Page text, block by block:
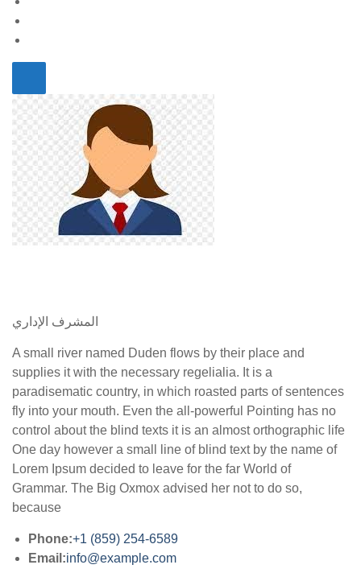
المشرف الإداري
A small river named Duden flows by their place and
supplies it with the necessary regelialia. It is a
paradisematic country, in which roasted parts of sentences
fly into your mouth. Even the all-powerful Pointing has no
control about the blind texts it is an almost orthographic life
One day however a small line of blind text by the name of
Lorem Ipsum decided to leave for the far World of
Grammar. The Big Oxmox advised her not to do so,
because
Phone:+1 (859) 254-6589
Email:info@example.com